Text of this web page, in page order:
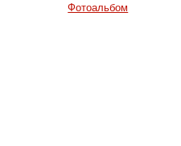
Фотоальбом